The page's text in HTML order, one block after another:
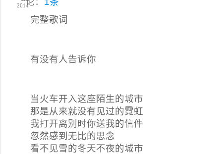
2014
完整歌词
有没有人告诉你
当火车开入这座陌生的城市
那是从来就没有见过的霓虹
我打开离别时你送我的信件
忽然感到无比的思念
看不见雪的冬天不夜的城市